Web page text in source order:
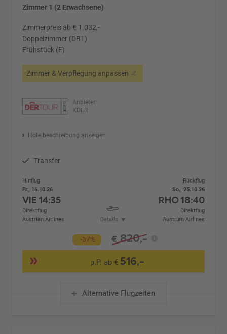
Zimmer 1 (2 Erwachsene)
Zimmerpreis ab € 1.032,-
Doppelzimmer (DB1)
Frühstück (F)
Zimmer & Verpflegung anpassen
Anbieter:
XDER
Hotelbeschreibung anzeigen
Transfer
Hinflug
Fr., 16.10.26
VIE14:35
Direktflug
Austrian Airlines
Details
Rückflug
So., 25.10.26
RHO18:40
Direktflug
Austrian Airlines
-37% € 820,-
p.P. ab € 516,-
Alternative Flugzeiten